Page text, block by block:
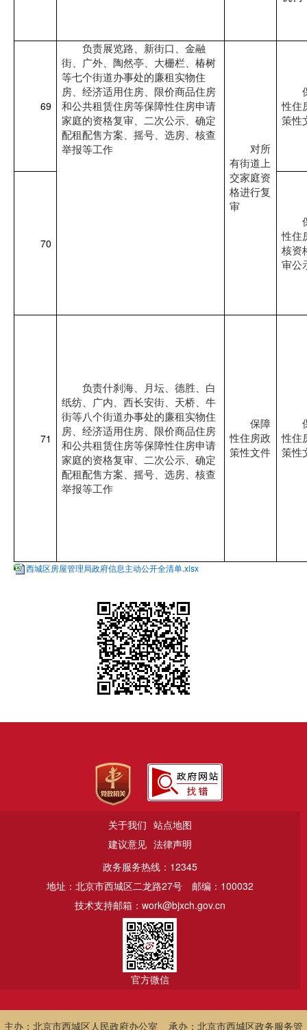
69
负责展览路、新街口、金融
街、广外、陶然亭、大栅栏、椿树
等七个街道办事处的廉租实物住
房、经济适用住房、限价商品住房
和公共租赁住房等保障性住房申请
家庭的资格复审、二次公示、确定
配租配售方案、摇号、选房、核查
举报等工作
对所
有街道上
交家庭资
格进行复
审
性住
策性
70
性住
核资
审公
71
负责什刹海、月坛、德胜、白
纸纺、广内、西长安街、天桥、牛
街等八个街道办事处的廉租实物住
房、经济适用住房、限价商品住房
和公共租赁住房等保障性住房申请
家庭的资格复审、二次公示、确定
配租配售方案、摇号、选房、核查
举报等工作
保障
性住房政
策性文件
性住
策性
西城区房屋管理局政府信息主动公开全清单.xlsx
关于我们 站点地图
建议意见 法律声明
政务服务热线：12345
地址：北京市西城区二龙路27号
邮编：100032
技术支持邮箱：work@bjxch.gov.cn
官方微信
主办：北京市西城区人民政府办公室 承办：北京市西城区政务服务管